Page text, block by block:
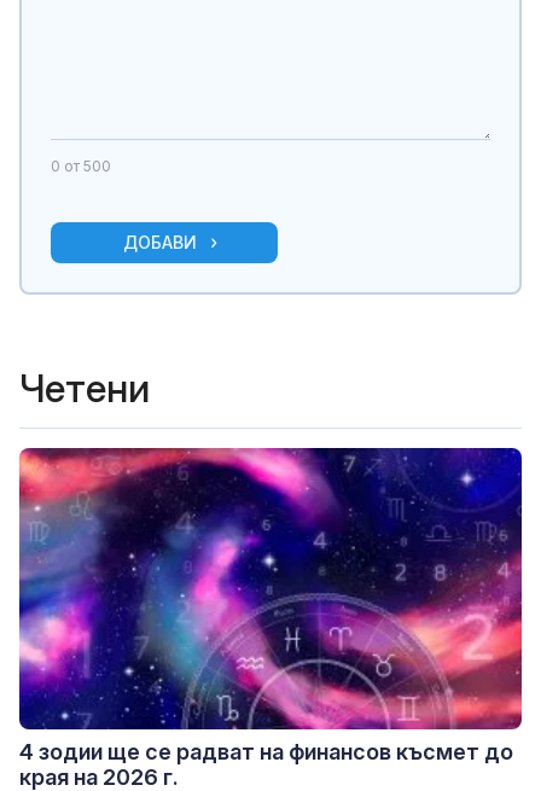
0 от 500
ДОБАВИ
Четени
4 зодии ще се радват на финансов късмет до
края на 2026 г.